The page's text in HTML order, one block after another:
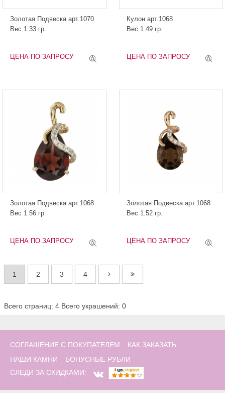
Золотая Подвеска арт.1070
Вес 1.33 гр.
ЦЕНА ПО ЗАПРОСУ
Кулон арт.1068
Вес 1.49 гр.
ЦЕНА ПО ЗАПРОСУ
Золотая Подвеска арт.1068
Вес 1.56 гр.
ЦЕНА ПО ЗАПРОСУ
Золотая Подвеска арт.1068
Вес 1.52 гр.
ЦЕНА ПО ЗАПРОСУ
1 2 3 4
Всего страниц: 4 Всего украшений: 0
СОГЛАШЕНИЕ С ПОКУПАТЕЛЕМ
КАК ЗАКАЗАТЬ
НАШИ КАМНИ
БОНУСНЫЕ РУБЛИ
СЛЕДИ ЗА СКИДКАМИ: